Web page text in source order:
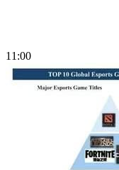
11:00